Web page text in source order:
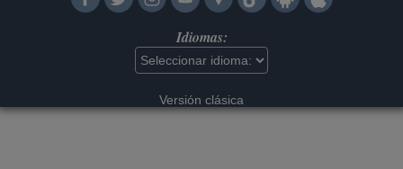
Idiomas:
Versión clásica